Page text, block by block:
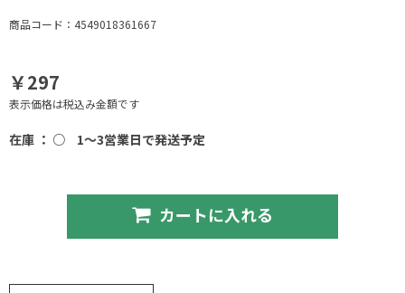
商品コード：4549018361667
￥297
表示価格は税込み金額です
在庫 ： ○ 1～3営業日で発送予定
カートに入れる